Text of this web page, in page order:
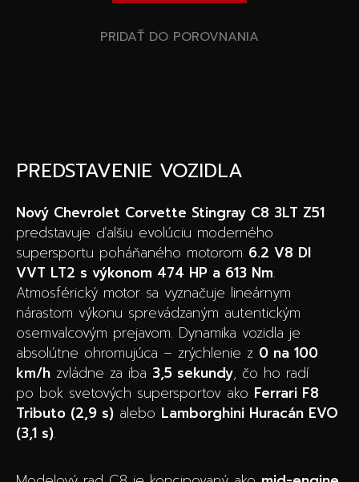
PRIDAŤ DO POROVNANIA
PREDSTAVENIE VOZIDLA
Nový Chevrolet Corvette Stingray C8 3LT Z51
predstavuje ďalšiu evolúciu moderného
supersportu poháňaného motorom 6.2 V8 DI
VVT LT2 s výkonom 474 HP a 613 Nm.
Atmosférický motor sa vyznačuje lineárnym
nárastom výkonu sprevádzaným autentickým
osemvalcovým prejavom. Dynamika vozidla je
absolútne ohromujúca – zrýchlenie z 0 na 100
km/h zvládne za iba 3,5 sekundy, čo ho radí
po bok svetových supersportov ako Ferrari F8
Tributo (2,9 s) alebo Lamborghini Huracán EVO
(3,1 s).